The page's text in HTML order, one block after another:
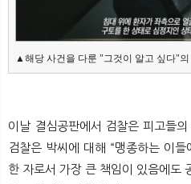
▲해당 사건을 다룬 "그것이 알고 싶다"의
이날 결심공판에서 검찰은 피고들
검찰은 박씨에 대해 “맹종하는 이
한 자로서 가장 큰 책임이 있음에도